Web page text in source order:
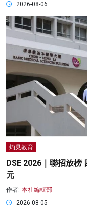
2026-08-06
灼見教育
DSE 2026｜聯招放榜
元
作者: 本社編輯部
2026-08-05